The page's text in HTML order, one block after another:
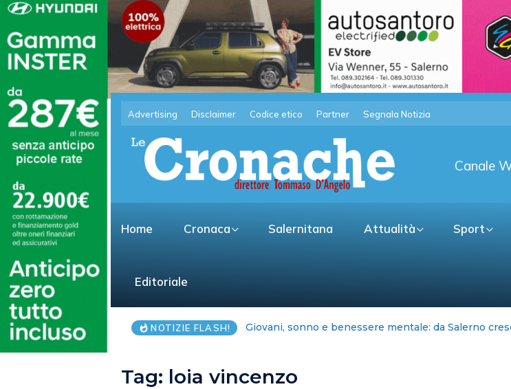
Advertising Disclaimer Codice etico Partner Segnala Notizia
Canale
Home Cronaca Salernitana Attualità Sport
Editoriale
NOTIZIE FLASH! Lega Salerno: nominati i nuovi commissari cittadini
Tag: loia vincenzo